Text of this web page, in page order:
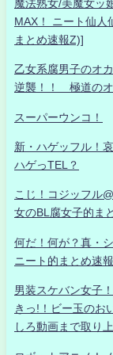
魔法熟女/美魔女ッ
MAX！ ニート仙人
まとめ速報Z)]
乙女系腐男子のオ
逆襲！！ 極道のオ
スーパーウンコ！
新・ハゲッフル！
ハゲっTEL？
こじ！コジッフル
女のBL腐女子的ま
何だ！何が？真
ニート的まとめ速
男装スケバン女子
きっ!！ビー玉のお
しろ動画まで取り